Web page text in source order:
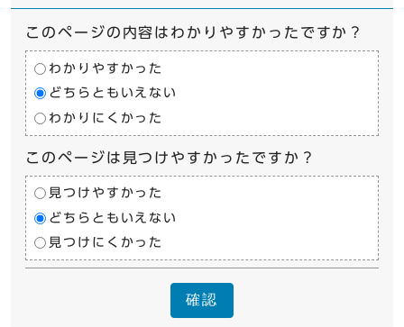
このページの内容はわかりやすかったですか？
わかりやすかった
どちらともいえない
わかりにくかった
このページは見つけやすかったですか？
見つけやすかった
どちらともいえない
見つけにくかった
確認